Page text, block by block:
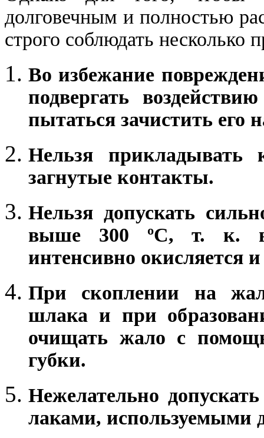
долговечным и полностью
строго соблюдать несколько
Во избежание
подвергать
пытаться зачистить его
Нельзя
загнутые контакты.
Нельзя допускать
выше 300 ºС, т. к.
интенсивно окисляется
При скоплении на
шлака и при
очищать жало с
губки.
Нежелательно
лаками, используемыми